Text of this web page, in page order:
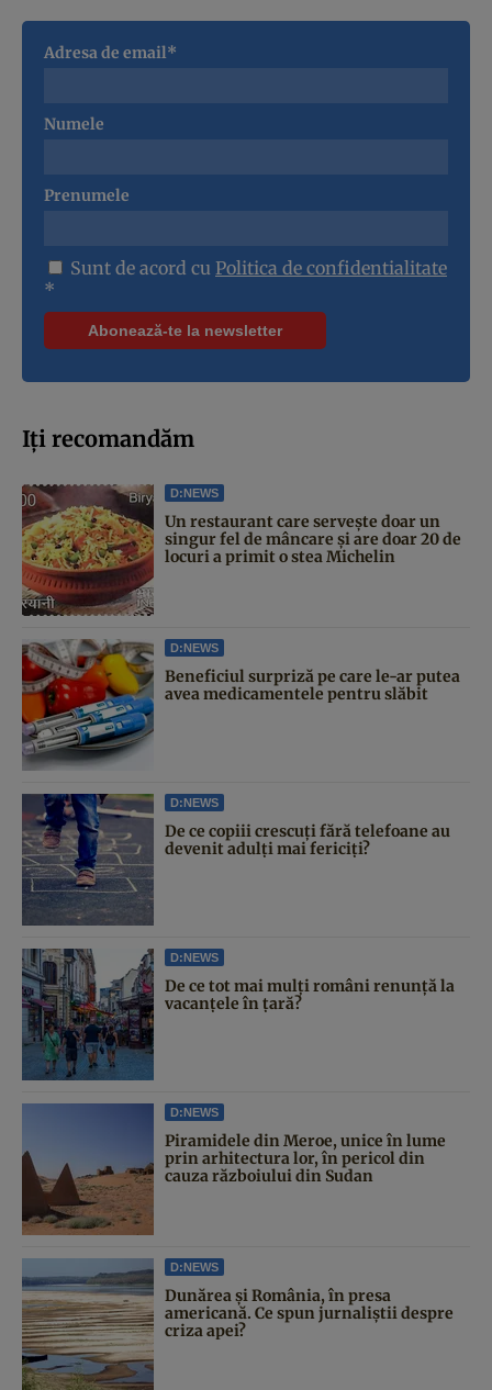
Adresa de email*
Numele
Prenumele
Sunt de acord cu Politica de confidentialitate
*
Iți recomandăm
D:NEWS
Un restaurant care servește doar un
singur fel de mâncare și are doar 20 de
locuri a primit o stea Michelin
D:NEWS
Beneficiul surpriză pe care le-ar putea
avea medicamentele pentru slăbit
D:NEWS
De ce copiii crescuți fără telefoane au
devenit adulți mai fericiți?
D:NEWS
De ce tot mai mulți români renunță la
vacanțele în țară?
D:NEWS
Piramidele din Meroe, unice în lume
prin arhitectura lor, în pericol din
cauza războiului din Sudan
D:NEWS
Dunărea și România, în presa
americană. Ce spun jurnaliștii despre
criza apei?